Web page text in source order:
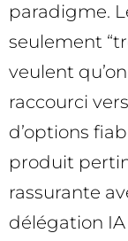
paradigme.
seulement
veulent
raccourci
d’options
produit
rassurante
délégation